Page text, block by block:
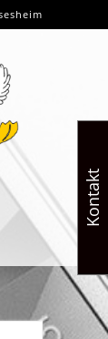
Kontakt